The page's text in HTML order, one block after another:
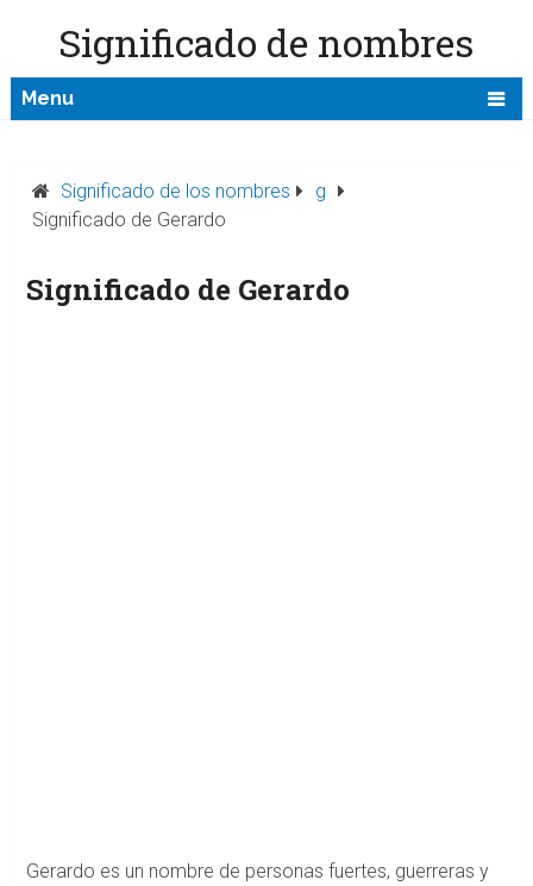
Significado de nombres
Menu
Significado de los nombres
g
Significado de Gerardo
Significado de Gerardo
Gerardo es un nombre de personas fuertes, guerreras y